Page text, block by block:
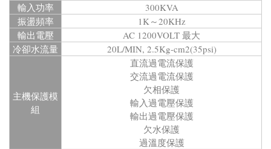
輸入功率
300KVA
振盪頻率
1K～20KHz
輸出電壓
AC 1200VOLT 最大
冷卻水流量
20L/MIN, 2.5Kg-cm2(35psi)
主機保護模
組
直流過電流保護
交流過電流保護
欠相保護
輸入過電壓保護
輸出過電壓保護
欠水保護
過溫度保護